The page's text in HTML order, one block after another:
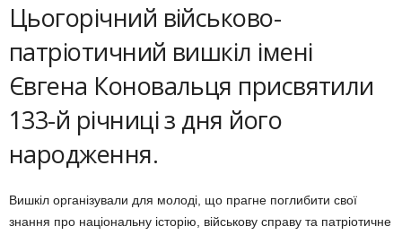
Цьогорічний військово-
патріотичний вишкіл імені
Євгена Коновальця присвятили
133-й річниці з дня його
народження.
Вишкіл організували для молоді, що прагне поглибити свої
знання про національну історію, військову справу та патріотичне